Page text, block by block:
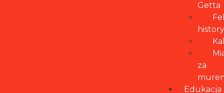
Getta
za
Edukacja